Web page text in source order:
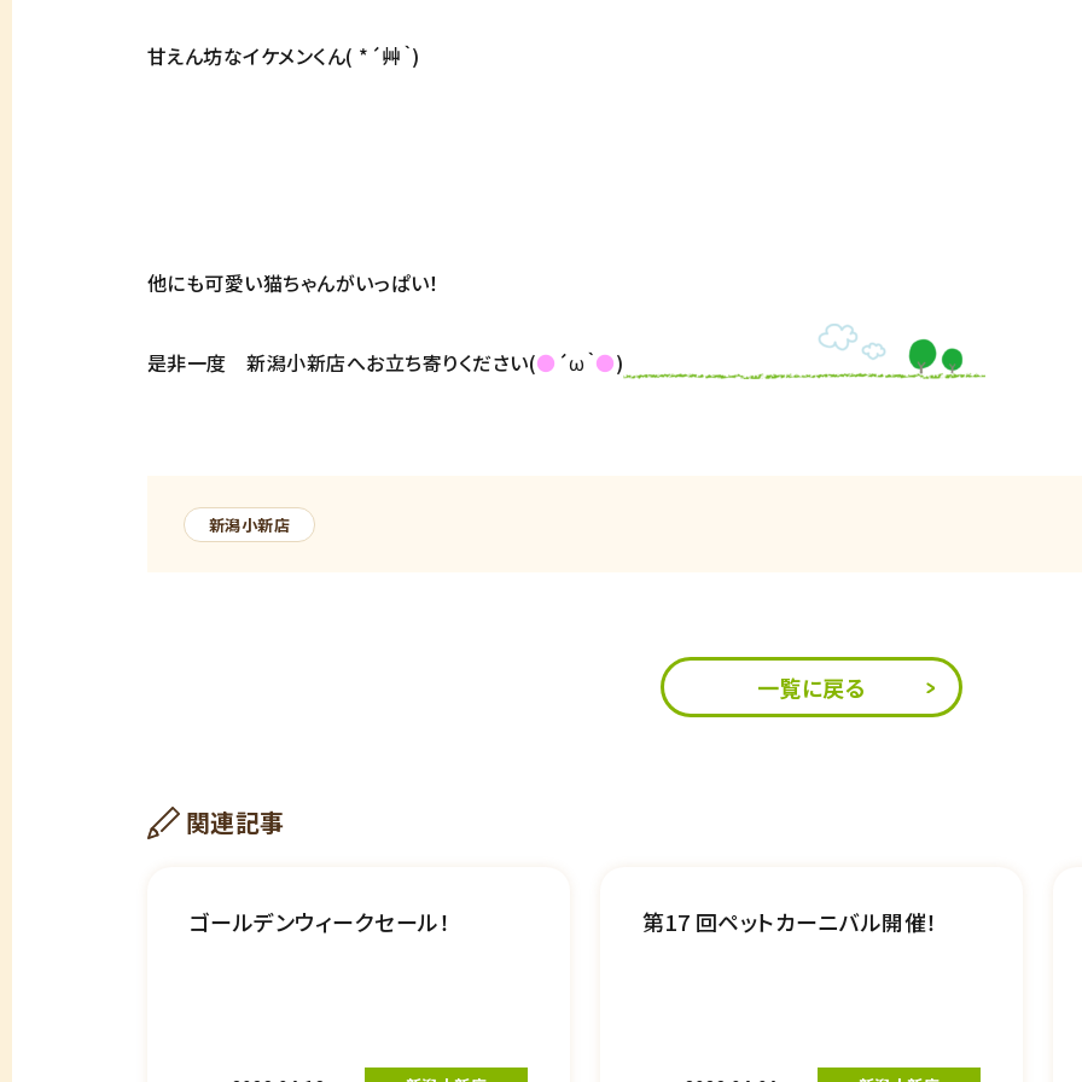
甘えん坊なイケメンくん( *´艸｀)
他にも可愛い猫ちゃんがいっぱい！
是非一度 新潟小新店へお立ち寄りください(● ´ω｀●)
新潟小新店
一覧に戻る
関連記事
ゴールデンウィークセール！ 第17 回ペットカーニバル開催！